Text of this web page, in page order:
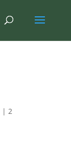
| 2